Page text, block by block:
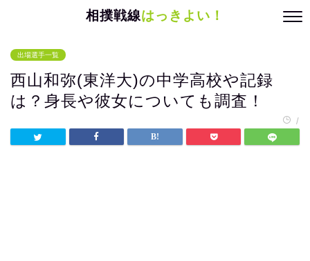
相撲戦線はっきよい！
出場選手一覧
西山和弥(東洋大)の中学高校や記録
は？身長や彼女についても調査！
/